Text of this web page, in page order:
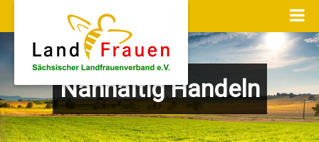
Nahhaltig Handeln